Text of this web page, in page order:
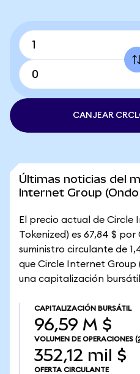
CANJEAR
Últimas noticias del
Internet Group
El precio actual de Circle
Tokenized) es 67,84 $ por
suministro circulante de
que Circle Internet Group
una capitalización
CAPITALIZACIÓN BURSÁTIL
96,59 M $
VOLUMEN DE OPERACIONES
352,12 mil $
OFERTA CIRCULANTE